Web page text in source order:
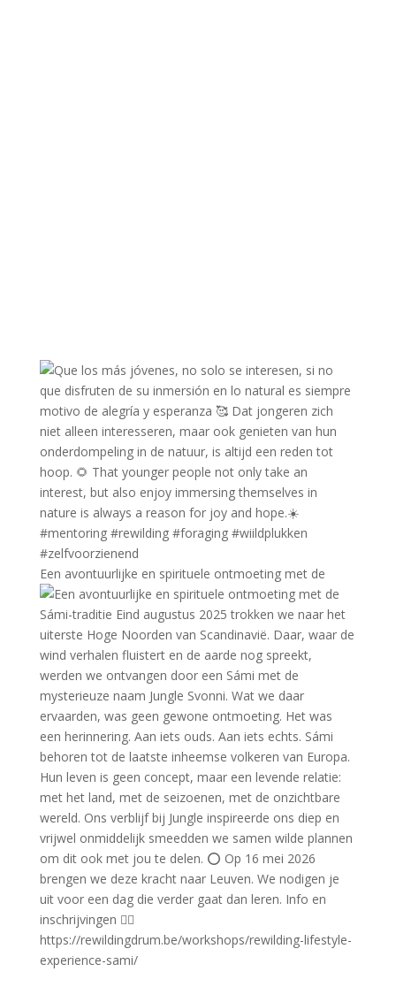
Een avontuurlijke en spirituele ontmoeting met de